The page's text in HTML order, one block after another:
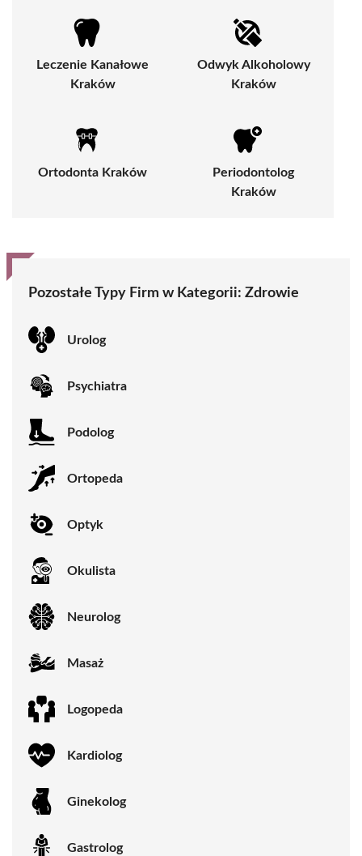
Leczenie Kanałowe
Kraków
Odwyk Alkoholowy
Kraków
Ortodonta Kraków
Periodontolog
Kraków
Pozostałe Typy Firm w Kategorii: Zdrowie
Urolog
Psychiatra
Podolog
Ortopeda
Optyk
Okulista
Neurolog
Masaż
Logopeda
Kardiolog
Ginekolog
Gastrolog